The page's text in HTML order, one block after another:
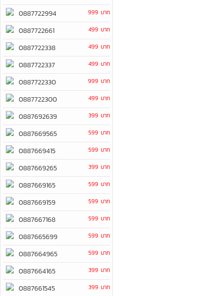
0887722994
999 บาท
0887722661 499 บาท
0887722338 499 บาท
0887722337 499 บาท
0887722330 999 บาท
0887722300 499 บาท
0887692639 399 บาท
0887669565 599 บาท
0887669415 599 บาท
0887669265 399 บาท
0887669165 599 บาท
0887669159 599 บาท
0887667168 599 บาท
0887665699 599 บาท
0887664965 599 บาท
0887664165 399 บาท
0887661545 399 บาท